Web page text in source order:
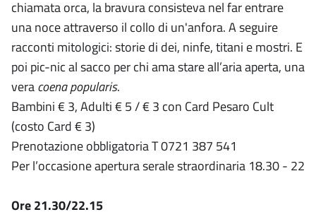
chiamata orca, la bravura consisteva nel far entrare
una noce attraverso il collo di un'anfora. A seguire
racconti mitologici: storie di dei, ninfe, titani e mostri. E
poi pic-nic al sacco per chi ama stare all’aria aperta, una
veracoena popularis.
Bambini € 3, Adulti € 5 / € 3 con Card Pesaro Cult
(costo Card € 3)
Prenotazione obbligatoria T 0721 387 541
Per l’occasione apertura serale straordinaria 18.30 - 22
Ore 21.30/22.15